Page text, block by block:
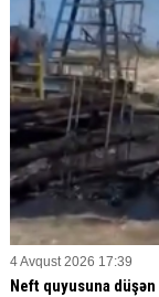
4 Avqust 2026 17:39
Neft quyusuna